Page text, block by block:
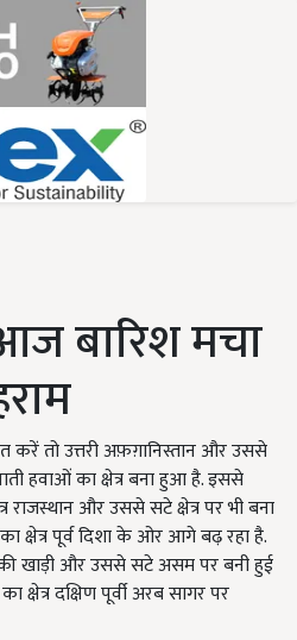
बारिश मचा
करें तो उत्तरी अफ़ग़ानिस्तान और उससे
हवाओं का क्षेत्र बना हुआ है. इससे
राजस्थान और उससे सटे क्षेत्र पर भी बना
क्षेत्र पूर्व दिशा के ओर आगे बढ़ रहा है.
की खाड़ी और उससे सटे असम पर बनी हुई
दक्षिण पूर्वी अरब सागर पर